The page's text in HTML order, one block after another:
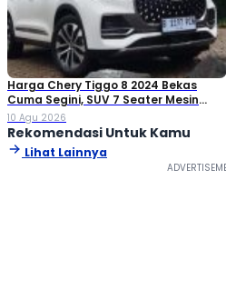
Harga Chery Tiggo 8 2024 Bekas
Cuma Segini, SUV 7 Seater Mesin
Turbo
10 Agu 2026
Rekomendasi Untuk Kamu
Lihat Lainnya